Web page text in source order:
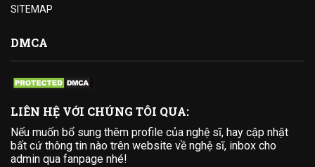
SITEMAP
DMCA
LIÊN HỆ VỚI CHÚNG TÔI QUA:
Nếu muốn bổ sung thêm profile của nghệ sĩ, hay cập nhật
bất cứ thông tin nào trên website về nghệ sĩ, inbox cho
admin qua fanpage nhé!